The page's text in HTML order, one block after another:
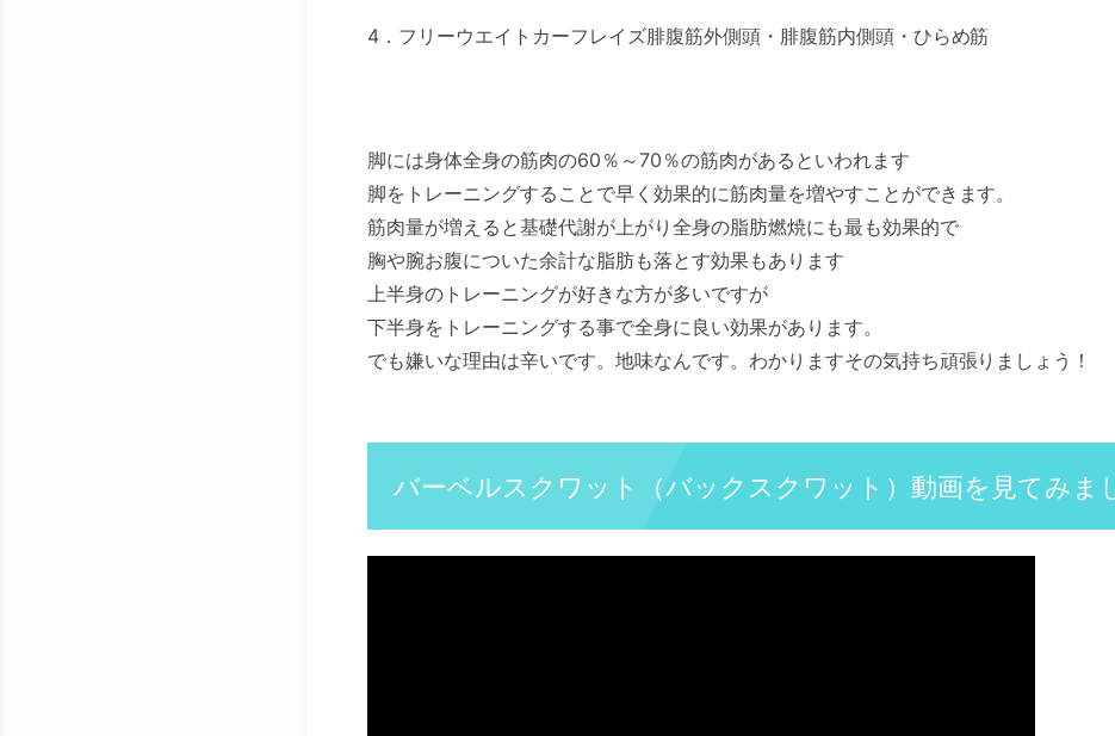
4．フリーウエイトカーフレイズ腓腹筋外側頭・腓腹筋内側頭・ひらめ筋
脚には身体全身の筋肉の60％～70％の筋肉があるといわれます
脚をトレーニングすることで早く効果的に筋肉量を増やすことができます。
筋肉量が増えると基礎代謝が上がり全身の脂肪燃焼にも最も効果的で
胸や腕お腹についた余計な脂肪も落とす効果もあります
上半身のトレーニングが好きな方が多いですが
下半身をトレーニングする事で全身に良い効果があります。
でも嫌いな理由は辛いです。地味なんです。わかりますその気持ち頑張りましょう！
バーベルスクワット（バックスクワット）動画を見てみま